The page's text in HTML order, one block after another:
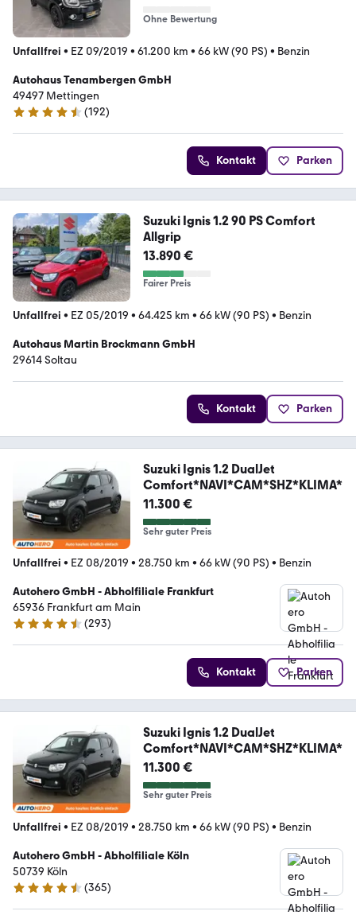
Ohne Bewertung
Unfallfrei • EZ 09/2019 • 61.200 km • 66 kW (90 PS) • Benzin
Autohaus Tenambergen GmbH
49497 Mettingen
4.5 Sterne
(192)
Kontakt Parken
Suzuki Ignis 1.2 90 PS Comfort
Allgrip
13.890 €
Fairer Preis
Unfallfrei • EZ 05/2019 • 64.425 km • 66 kW (90 PS) • Benzin
Autohaus Martin Brockmann GmbH
29614 Soltau
Kontakt Parken
Suzuki Ignis 1.2 DualJet
Comfort*NAVI*CAM*SHZ*KLIMA*
11.300 €
Sehr guter Preis
Unfallfrei • EZ 08/2019 • 28.750 km • 66 kW (90 PS) • Benzin
Autohero GmbH - Abholfiliale Frankfurt
65936 Frankfurt am Main
4.6 Sterne
(293)
Kontakt Parken
Suzuki Ignis 1.2 DualJet
Comfort*NAVI*CAM*SHZ*KLIMA*
11.300 €
Sehr guter Preis
Unfallfrei • EZ 08/2019 • 28.750 km • 66 kW (90 PS) • Benzin
Autohero GmbH - Abholfiliale Köln
50739 Köln
4.6 Sterne
(365)